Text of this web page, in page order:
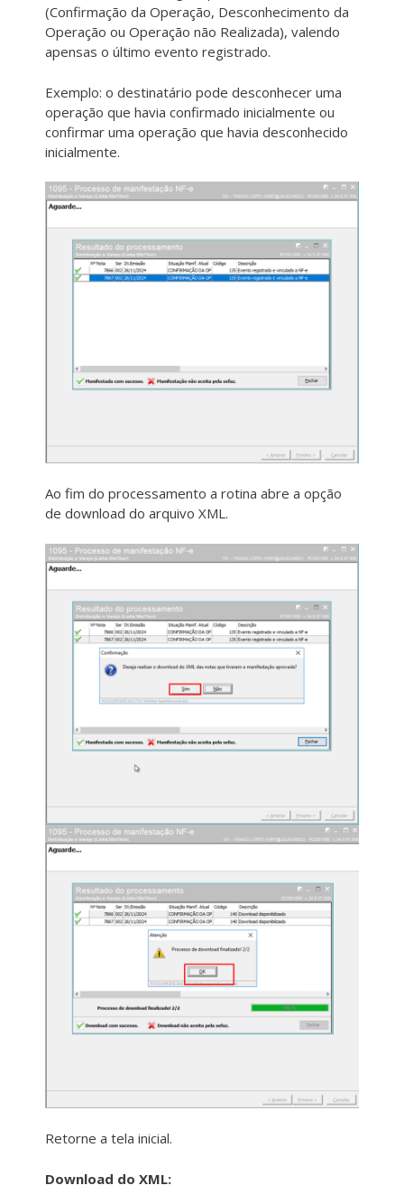
(Confirmação da Operação, Desconhecimento da
Operação ou Operação não Realizada), valendo
apensas o último evento registrado.
Exemplo: o destinatário pode desconhecer uma
operação que havia confirmado inicialmente ou
confirmar uma operação que havia desconhecido
inicialmente.
Ao fim do processamento a rotina abre a opção
de download do arquivo XML.
Retorne a tela inicial.
Download do XML: